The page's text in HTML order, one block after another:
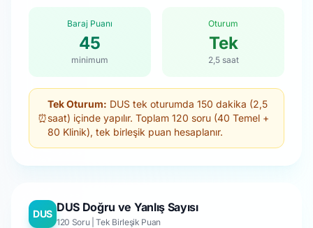
Baraj Puanı
45
minimum
Oturum
Tek
2,5 saat
⏰
Tek Oturum: DUS tek oturumda 150 dakika (2,5
saat) içinde yapılır. Toplam 120 soru (40 Temel +
80 Klinik), tek birleşik puan hesaplanır.
DUS DUS Doğru ve Yanlış Sayısı
120 Soru | Tek Birleşik Puan